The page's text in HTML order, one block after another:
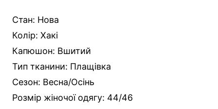
Стан: Нова
Колір: Хакі
Капюшон: Вшитий
Тип тканини: Плащівка
Сезон: Весна/Осінь
Розмір жіночої одягу: 44/46